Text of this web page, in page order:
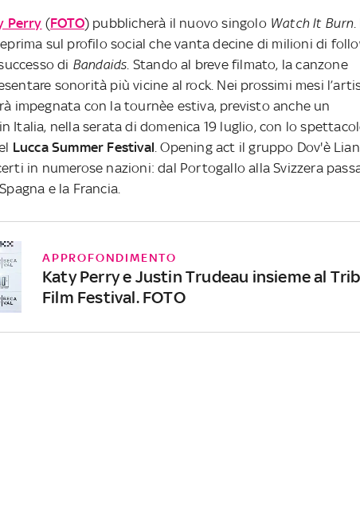
Perry (FOTO) pubblicherà il nuovo singolo Watch It Burn.
sul profilo social che vanta decine di milioni di
di Bandaids . Stando al breve filmato, la canzone
sonorità più vicine al rock. Nei prossimi mesi
impegnata con la tournèe estiva, previsto anche un
Italia, nella serata di domenica 19 luglio, con lo
Lucca Summer Festival . Opening act il gruppo Dov'è
in numerose nazioni: dal Portogallo alla Svizzera
e la Francia.
APPROFONDIMENTO
Katy Perry e Justin Trudeau insieme al
Film Festival. FOTO